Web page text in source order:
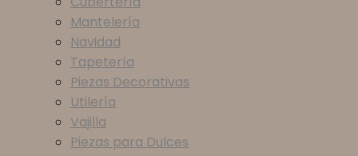
Mantelería
Navidad
Tapetería
Piezas Decorativas
Utilería
Vajilla
Piezas para Dulces